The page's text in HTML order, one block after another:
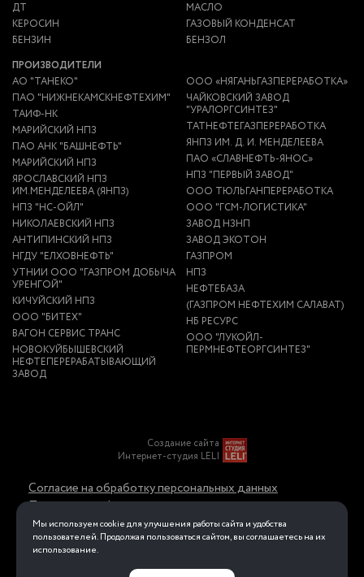
ДТ
КЕРОСИН
БЕНЗИН
МАСЛО
ГАЗОВЫЙ КОНДЕНСАТ
БЕНЗОЛ
ПРОИЗВОДИТЕЛИ
АО "ТАНЕКО"
ПАО "НИЖНЕКАМСКНЕФТЕХИМ"
ТАИФ-НК
МАРИЙСКИЙ НПЗ
ПАО АНК "БАШНЕФТЬ"
МАРИЙСКИЙ НПЗ
ЯРОСЛАВСКИЙ НПЗ
ИМ.МЕНДЕЛЕЕВА (ЯНПЗ)
НПЗ "НС-ОЙЛ"
НИКОЛАЕВСКИЙ НПЗ
АНТИПИНСКИЙ НПЗ
НГДУ "ЕЛХОВНЕФТЬ"
УТНИИ ООО "ГАЗПРОМ ДОБЫЧА
УРЕНГОЙ"
КИЧУЙСКИЙ НПЗ
ООО "БИТЕХ"
ВАГОН СЕРВИС ТРАНС
НОВОКУЙБЫШЕВСКИЙ
НЕФТЕПЕРЕРАБАТЫВАЮЩИЙ
ЗАВОД
ООО «НЯГАНЬГАЗПЕРЕРАБОТКА»
ЧАЙКОВСКИЙ ЗАВОД
"УРАЛОРГСИНТЕЗ"
ТАТНЕФТЕГАЗПЕРЕРАБОТКА
ЯНПЗ ИМ. Д. И. МЕНДЕЛЕЕВА
ПАО «СЛАВНЕФТЬ-ЯНОС»
НПЗ "ПЕРВЫЙ ЗАВОД"
ООО ТЮЛЬГАНПЕРЕРАБОТКА
ООО "ГСМ-ЛОГИСТИКА"
ЗАВОД НЗНП
ЗАВОД ЭКОТОН
ГАЗПРОМ
НПЗ
НЕФТЕБАЗА
(ГАЗПРОМ НЕФТЕХИМ САЛАВАТ)
НБ РЕСУРС
ООО "ЛУКОЙЛ-
ПЕРМНЕФТЕОРГСИНТЕЗ"
Создание сайта
Интернет-студия LELI
Согласие на обработку персональных данных
Политика конфиденциальности в отношении
обработки персональных данных
Перейти на полную версию
Мы используем cookie для улучшения работы сайта и удобства
пользователей. Продолжая пользоваться сайтом, вы соглашаетесь на их
использование.